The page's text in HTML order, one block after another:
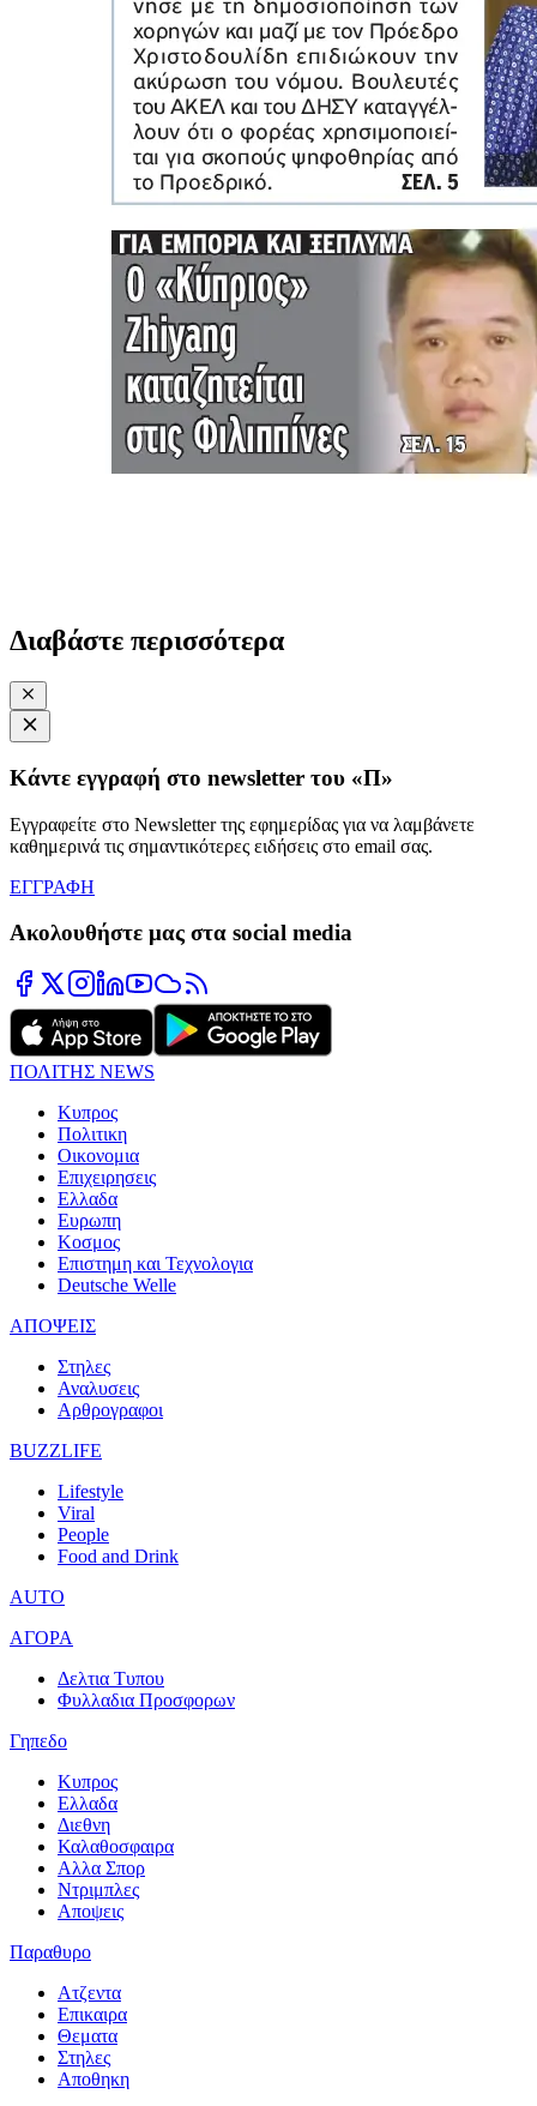
Διαβάστε περισσότερα
Κάντε εγγραφή στο newsletter του «Π»
Εγγραφείτε στο Newsletter της εφημερίδας για να λαμβάνετε
καθημερινά τις σημαντικότερες ειδήσεις στο email σας.
ΕΓΓΡΑΦΗ
Ακολουθήστε μας στα social media
ΠΟΛΙΤΗΣ NEWS
Κυπρος
Πολιτικη
Οικονομια
Επιχειρησεις
Ελλαδα
Ευρωπη
Κοσμος
Επιστημη και Τεχνολογια
Deutsche Welle
ΑΠΟΨΕΙΣ
Στηλες
Αναλυσεις
Αρθρογραφοι
BUZZLIFE
Lifestyle
Viral
People
Food and Drink
AUTO
ΑΓΟΡΑ
Δελτια Τυπου
Φυλλαδια Προσφορων
Γηπεδο
Κυπρος
Ελλαδα
Διεθνη
Καλαθοσφαιρα
Αλλα Σπορ
Ντριμπλες
Αποψεις
Παραθυρο
Ατζεντα
Επικαιρα
Θεματα
Στηλες
Αποθηκη